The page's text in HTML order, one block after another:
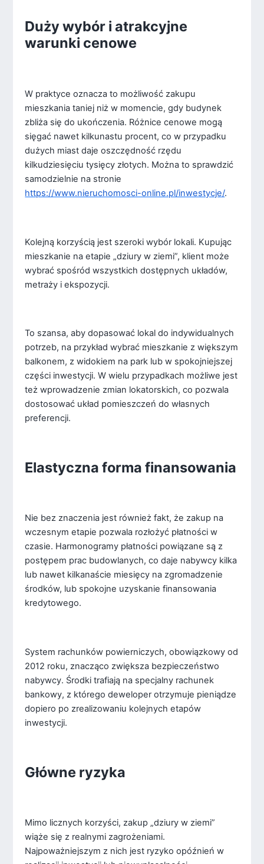
Duży wybór i atrakcyjne
warunki cenowe
W praktyce oznacza to możliwość zakupu
mieszkania taniej niż w momencie, gdy budynek
zbliża się do ukończenia. Różnice cenowe mogą
sięgać nawet kilkunastu procent, co w przypadku
dużych miast daje oszczędność rzędu
kilkudziesięciu tysięcy złotych. Można to sprawdzić
samodzielnie na stronie
https://www.nieruchomosci-online.pl/inwestycje/.
Kolejną korzyścią jest szeroki wybór lokali. Kupując
mieszkanie na etapie „dziury w ziemi”, klient może
wybrać spośród wszystkich dostępnych układów,
metraży i ekspozycji.
To szansa, aby dopasować lokal do indywidualnych
potrzeb, na przykład wybrać mieszkanie z większym
balkonem, z widokiem na park lub w spokojniejszej
części inwestycji. W wielu przypadkach możliwe jest
też wprowadzenie zmian lokatorskich, co pozwala
dostosować układ pomieszczeń do własnych
preferencji.
Elastyczna forma finansowania
Nie bez znaczenia jest również fakt, że zakup na
wczesnym etapie pozwala rozłożyć płatności w
czasie. Harmonogramy płatności powiązane są z
postępem prac budowlanych, co daje nabywcy kilka
lub nawet kilkanaście miesięcy na zgromadzenie
środków, lub spokojne uzyskanie finansowania
kredytowego.
System rachunków powierniczych, obowiązkowy od
2012 roku, znacząco zwiększa bezpieczeństwo
nabywcy. Środki trafiają na specjalny rachunek
bankowy, z którego deweloper otrzymuje pieniądze
dopiero po zrealizowaniu kolejnych etapów
inwestycji.
Główne ryzyka
Mimo licznych korzyści, zakup „dziury w ziemi”
wiąże się z realnymi zagrożeniami.
Najpoważniejszym z nich jest ryzyko opóźnień w